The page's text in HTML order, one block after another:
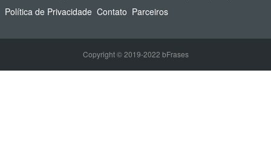
Política de Privacidade Contato Parceiros
Copyright © 2019-2022 bFrases